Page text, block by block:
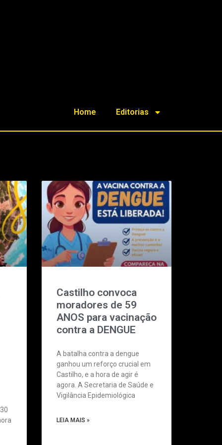
Home Editorias
Castilho convoca
moradores de 59
ANOS para vacinação
contra a DENGUE
A batalha contra a dengue
ganhou um reforço crucial em
Castilho, e a hora de agir é
agora. A Secretaria de Saúde e
Vigilância Epidemiológica
LEIA MAIS »